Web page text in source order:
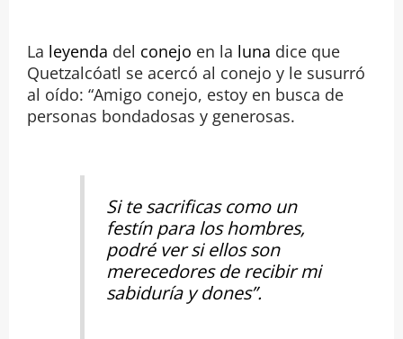
La leyenda del conejo en la luna dice que
Quetzalcóatl se acercó al conejo y le susurró
al oído: “Amigo conejo, estoy en busca de
personas bondadosas y generosas.
Si te sacrificas como un
festín para los hombres,
podré ver si ellos son
merecedores de recibir mi
sabiduría y dones”.